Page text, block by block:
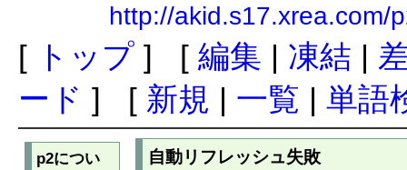
http://akid.s17.xrea.com/
[ トップ] [ 編集 | 凍結 |
ード ] [ 新規 | 一覧 | 単語
p2につい
自動リフレッシュ失敗